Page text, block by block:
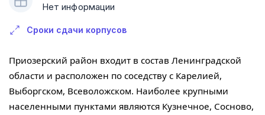
Нет информации
Сроки сдачи корпусов
Приозерский район входит в состав Ленинградской
области и расположен по соседству с Карелией,
Выборгском, Всеволожском. Наиболее крупными
населенными пунктами являются Кузнечное, Сосново,